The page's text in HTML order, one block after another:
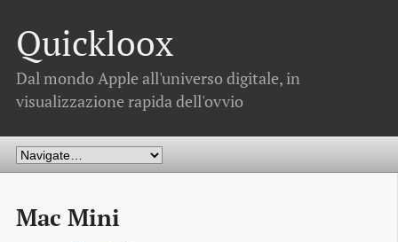
Quickloox
Dal mondo Apple all'universo digitale, in
visualizzazione rapida dell'ovvio
Mac Mini